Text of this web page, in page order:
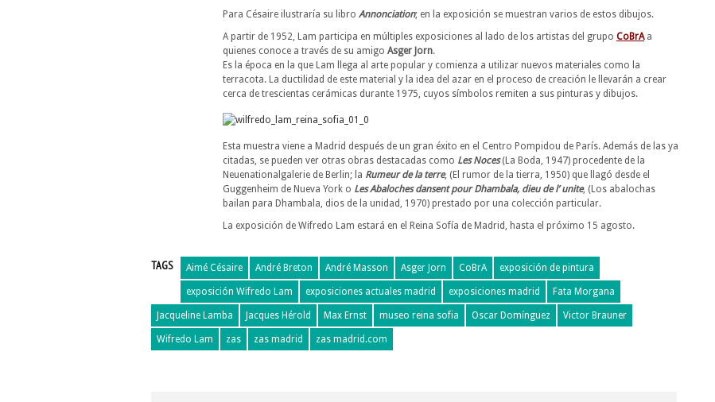
Para Césaire ilustraría su libro Annonciation; en la exposición se muestran varios de estos dibujos.
A partir de 1952, Lam participa en múltiples exposiciones al lado de los artistas del grupo CoBrAa
quienes conoce a través de su amigo Asger Jorn.
Es la época en la que Lam llega al arte popular y comienza a utilizar nuevos materiales como la
terracota. La ductilidad de este material y la idea del azar en el proceso de creación le llevarán a crear
cerca de trescientas cerámicas durante 1975, cuyos símbolos remiten a sus pinturas y dibujos.
Esta muestra viene a Madrid después de un gran éxito en el Centro Pompidou de París. Además de las ya
citadas, se pueden ver otras obras destacadas como Les Noces(La Boda, 1947) procedente de la
Neuenationalgalerie de Berlin; la Rumeur de la terre, (El rumor de la tierra, 1950) que llagó desde el
Guggenheim de Nueva York o Les Abaloches dansent pour Dhambala, dieu de l’ unite, (Los abalochas
bailan para Dhambala, dios de la unidad, 1970) prestado por una colección particular.
La exposición de Wifredo Lam estará en el Reina Sofía de Madrid, hasta el próximo 15 agosto.
TAGS Aimé Césaire André Breton André Masson Asger Jorn CoBrA exposición de pintura
exposición Wifredo Lam exposiciones actuales madrid exposiciones madrid Fata Morgana
Jacqueline Lamba Jacques Hérold Max Ernst museo reina sofia Oscar Domínguez Victor Brauner
Wifredo Lam zas zas madrid zas madrid.com